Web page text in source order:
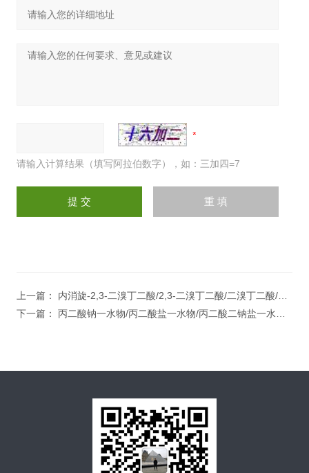
请输入计算结果（填写阿拉伯数字），如：三加四=7
上一篇： 内消旋-2,3-二溴丁二酸/2,3-二溴丁二酸/二溴丁二酸/α,β-二溴代琥珀酸
下一篇： 丙二酸钠一水物/丙二酸盐一水物/丙二酸二钠盐一水物/缩水苹果酸钠一水